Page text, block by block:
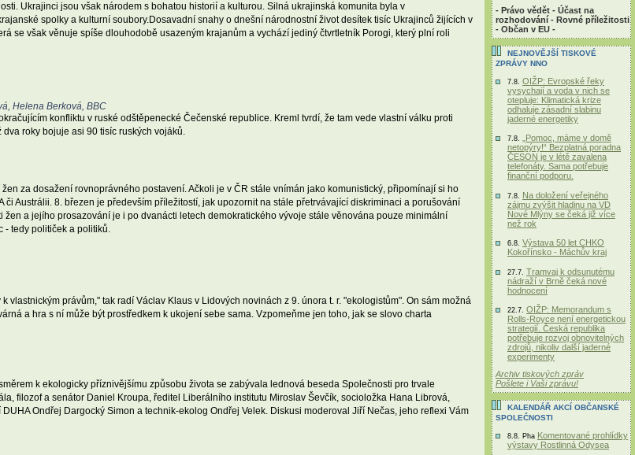
Ukrajinci jsou však národem s bohatou historií a kulturou. Silná ukrajinská komunita byla v
spolky a kulturní soubory.Dosavadní snahy o dnešní národnostní život desítek tisíc Ukrajinců žijících v
se však věnuje spíše dlouhodobě usazeným krajanům a vychází jediný čtvrtletník Porogi, který plní roli
Helena Berková, BBC
konfliktu v ruské odštěpenecké Čečenské republice. Kreml tvrdí, že tam vede vlastní válku proti
roky bojuje asi 90 tisíc ruských vojáků.
za dosažení rovnoprávného postavení. Ačkoli je v ČR stále vnímán jako komunistický, připomínají si ho
Austrálii. 8. březen je především příležitostí, jak upozornit na stále přetrvávající diskriminaci a porušování
a jejího prosazování je i po dvanácti letech demokratického vývoje stále věnována pouze minimální
tedy političek a politiků.
právům," tak radí Václav Klaus v Lidových novinách z 9. února t. r. "ekologistům". On sám možná
a hra s ní může být prostředkem k ukojení sebe sama. Vzpomeňme jen toho, jak se slovo charta
k ekologicky příznivějšímu způsobu života se zabývala lednová beseda Společnosti pro trvale
filozof a senátor Daniel Kroupa, ředitel Liberálního institutu Miroslav Ševčík, socioložka Hana Librová,
Ondřej Dargocký Simon a technik-ekolog Ondřej Velek. Diskusi moderoval Jiří Nečas, jeho reflexi Vám
- Právo vědět - Účast na
rozhodování - Rovné příležitosti
- Občan v EU -
NEJNOVĚJŠÍ TISKOVÉ
ZPRÁVY NNO
7.8. OIŽP: Evropské řeky
vysychají a voda v nich se
otepluje: Klimatická krize
odhaluje zásadní slabinu
jaderné energetiky
7.8.
„Pomoc, máme v domě
netopýry!“ Bezplatná poradna
ČESON je v létě zavalena
telefonáty. Sama potřebuje
finanční podporu.
7.8. Na doložení veřejného
zájmu zvýšit hladinu na VD
Nové Mlýny se čeká již více
než rok
6.8. Výstava 50 let CHKO
Kokořínsko - Máchův kraj
27.7. Tramvaj k odsunutému
nádraží v Brně čeká nové
hodnocení
22.7. OIŽP: Memorandum s
Rolls-Royce není energetickou
strategií. Česká republika
potřebuje rozvoj obnovitelných
zdrojů, nikoliv další jaderné
experimenty
Archiv tiskových zpráv
Pošlete i Vaši zprávu!
KALENDÁŘ AKCÍ OBČANSKÉ
SPOLEČNOSTI
8.8. Pha Komentované prohlídky
výstavy Rostlinná Odysea